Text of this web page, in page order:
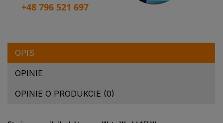
+48 796 521 697
OPIS
OPINIE
OPINIE O PRODUKCIE (0)